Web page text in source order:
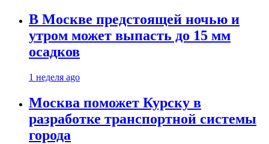
В Москве предстоящей ночью и
утром может выпасть до 15 мм
осадков
1 неделя ago
Москва поможет Курску в
разработке транспортной системы
города